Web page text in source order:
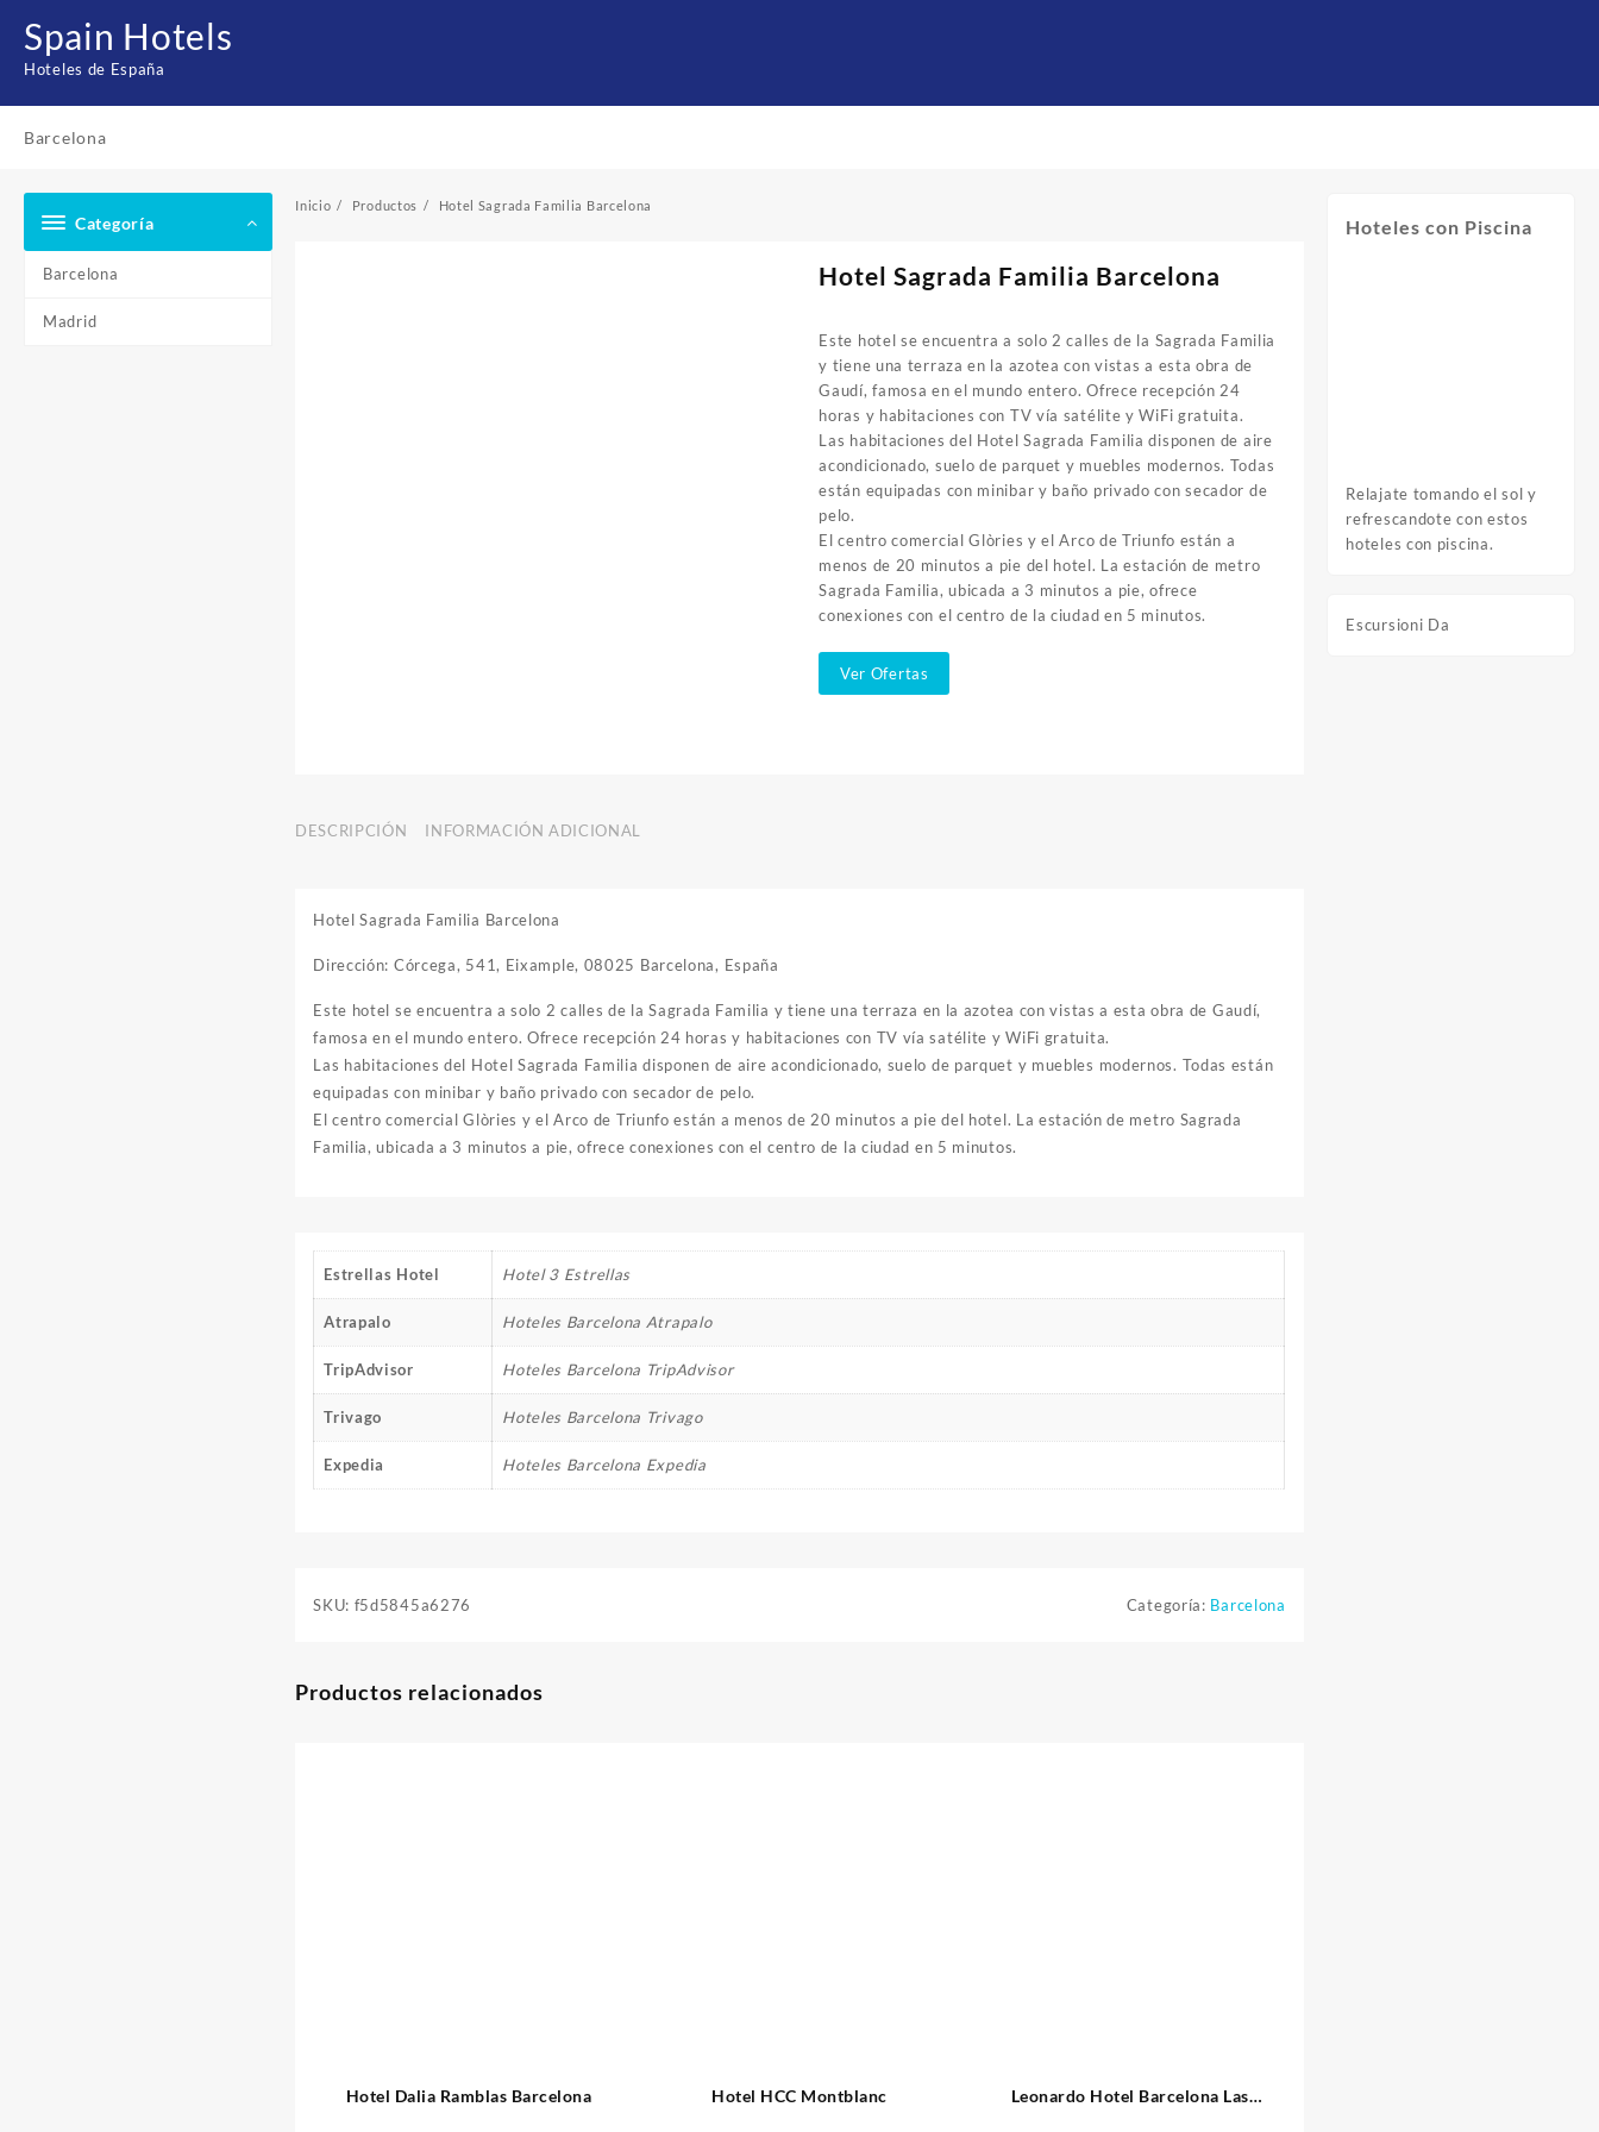
contenido
Spain Hotels
Hoteles de España
Barcelona
Categoría
Barcelona
Madrid
Inicio Productos Hotel Sagrada Familia Barcelona
Hotel Sagrada Familia Barcelona
Este hotel se encuentra a solo 2 calles de la Sagrada Familia
y tiene una terraza en la azotea con vistas a esta obra de
Gaudí, famosa en el mundo entero. Ofrece recepción 24
horas y habitaciones con TV vía satélite y WiFi gratuita.
Las habitaciones del Hotel Sagrada Familia disponen de aire
acondicionado, suelo de parquet y muebles modernos. Todas
están equipadas con minibar y baño privado con secador de
pelo.
El centro comercial Glòries y el Arco de Triunfo están a
menos de 20 minutos a pie del hotel. La estación de metro
Sagrada Familia, ubicada a 3 minutos a pie, ofrece
conexiones con el centro de la ciudad en 5 minutos.
Ver Ofertas
DESCRIPCIÓN INFORMACIÓN ADICIONAL
Hotel Sagrada Familia Barcelona
Dirección: Córcega, 541, Eixample, 08025 Barcelona, España
Este hotel se encuentra a solo 2 calles de la Sagrada Familia y tiene una terraza en la azotea con vistas a esta obra de Gaudí,
famosa en el mundo entero. Ofrece recepción 24 horas y habitaciones con TV vía satélite y WiFi gratuita.
Las habitaciones del Hotel Sagrada Familia disponen de aire acondicionado, suelo de parquet y muebles modernos. Todas están
equipadas con minibar y baño privado con secador de pelo.
El centro comercial Glòries y el Arco de Triunfo están a menos de 20 minutos a pie del hotel. La estación de metro Sagrada
Familia, ubicada a 3 minutos a pie, ofrece conexiones con el centro de la ciudad en 5 minutos.
Estrellas Hotel Hotel 3 Estrellas
Atrapalo Hoteles Barcelona Atrapalo
TripAdvisor Hoteles Barcelona TripAdvisor
Trivago Hoteles Barcelona Trivago
Expedia Hoteles Barcelona Expedia
SKU: f5d5845a6276 Categoría: Barcelona
Productos relacionados
Hotel Dalia Ramblas Barcelona Hotel HCC Montblanc
Leonardo Hotel Barcelona Las
Hoteles con Piscina
Relajate tomando el sol y
refrescandote con estos
hoteles con piscina.
Escursioni Da